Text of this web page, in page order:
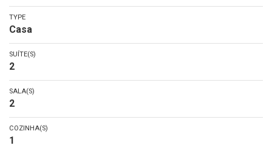
TYPE
Casa
SUÍTE(S)
2
SALA(S)
2
COZINHA(S)
1